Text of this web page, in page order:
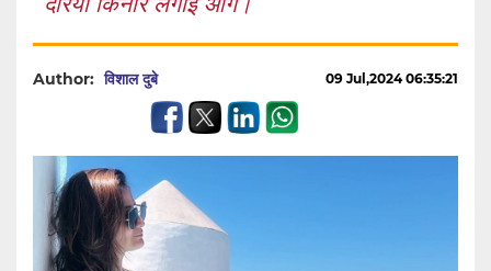
Author: विशाल दुबे 09 Jul,2024 06:35:21